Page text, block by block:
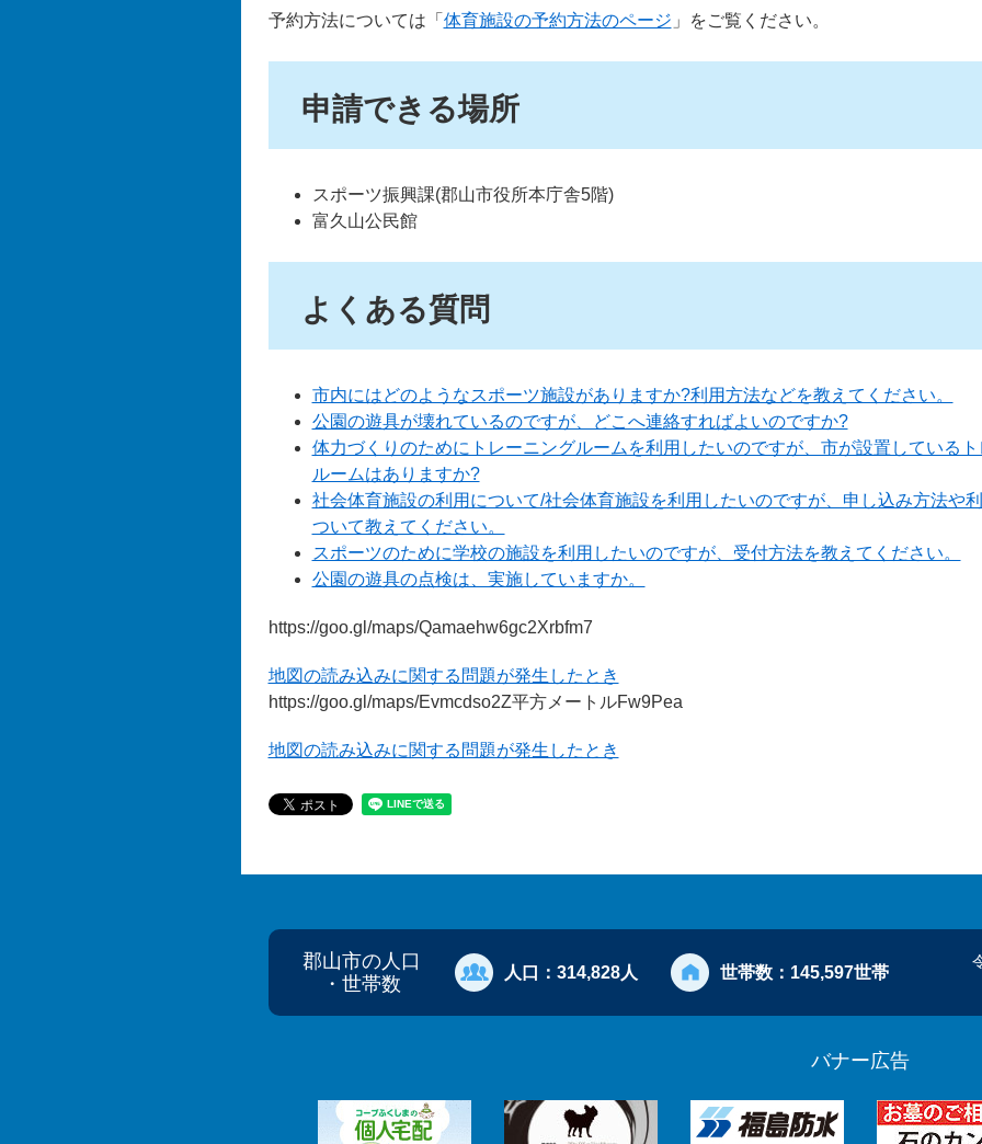
予約方法については「 体育施設の予約方法のページ 」をご覧ください。
申請できる場所
スポーツ振興課(郡山市役所本庁舎5階)
富久山公民館
よくある質問
市内にはどのようなスポーツ施設がありますか?利用方法などを教えてください。
公園の遊具が壊れているのですが、どこへ連絡すればよいのですか?
体力づくりのためにトレーニングルームを利用したいのですが、市が設置している
ルームはありますか?
社会体育施設の利用について/社会体育施設を利用したいのですが、申し込み方法や
ついて教えてください。
スポーツのために学校の施設を利用したいのですが、受付方法を教えてください。
公園の遊具の点検は、実施していますか。
https://goo.gl/maps/Qamaehw6gc2Xrbfm7
地図の読み込みに関する問題が発生したとき
https://goo.gl/maps/Evmcdso2Z平方メートルFw9Pea
地図の読み込みに関する問題が発生したとき
郡山市の人口
・世帯数
人口： 314,828人 世帯数： 145,597世帯
バナー広告